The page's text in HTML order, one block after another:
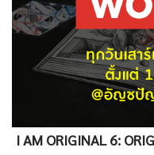
I AM ORIGINAL 6: